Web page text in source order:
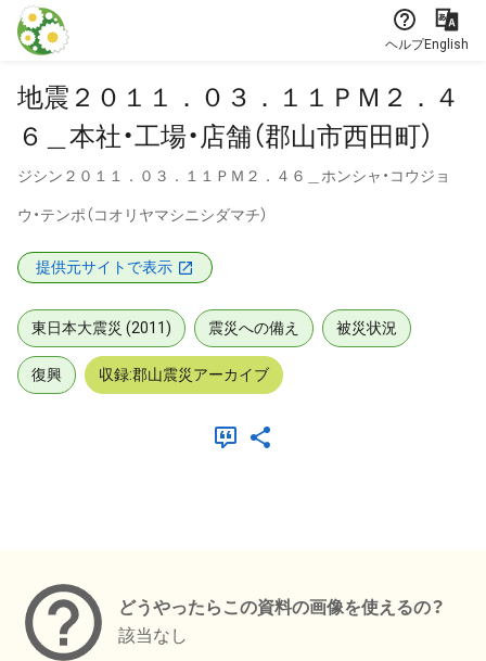
本文に飛ぶ
ヘルプEnglish
地震２０１１．０３．１１ＰＭ２．４
６＿本社・工場・店舗（郡山市西田町）
ジシン２０１１．０３．１１ＰＭ２．４６＿ホンシャ・コウジョ
ウ・テンポ（コオリヤマシニシダマチ）
提供元サイトで表示
東日本大震災 (2011) 震災への備え 被災状況
復興 収録:郡山震災アーカイブ
どうやったらこの資料の画像を使えるの？
該当なし